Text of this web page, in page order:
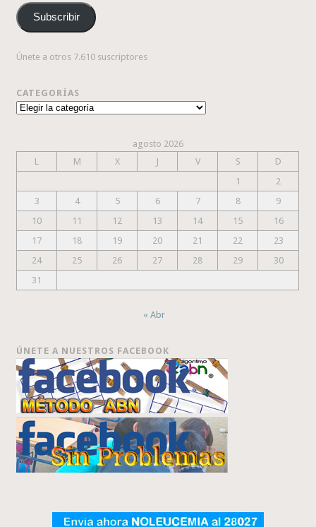
correo
electrónico
Subscribir
Únete a otros 7.610 suscriptores
CATEGORÍAS
Categorías
agosto 2026
L
M X J V S
D
1
2
3
4 5 6 7 8
9
10
11 12 13 14 15
16
17
18 19 20 21 22
23
24
25 26 27 28 29
30
31
« Abr
ÚNETE A NUESTROS FACEBOOK